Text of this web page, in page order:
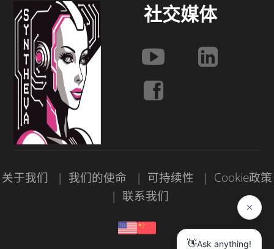
社交媒体
关于我们 我们的使命 可持续性
Cookie政策
联系我们